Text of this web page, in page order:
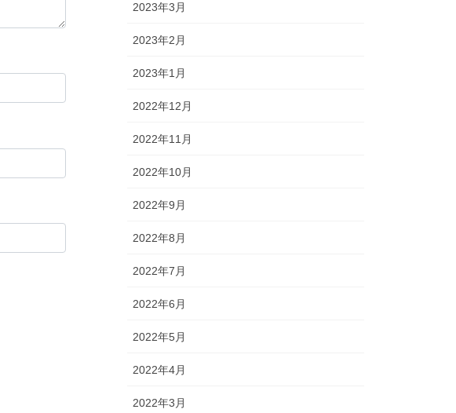
2023年3月
2023年2月
2023年1月
2022年12月
2022年11月
2022年10月
2022年9月
2022年8月
2022年7月
2022年6月
2022年5月
2022年4月
2022年3月